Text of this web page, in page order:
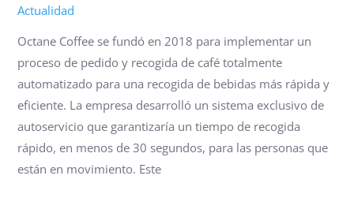
Actualidad
Octane Coffee se fundó en 2018 para implementar un
proceso de pedido y recogida de café totalmente
automatizado para una recogida de bebidas más rápida y
eficiente. La empresa desarrolló un sistema exclusivo de
autoservicio que garantizaría un tiempo de recogida
rápido, en menos de 30 segundos, para las personas que
están en movimiento. Este
TOTALMENTE
AUTOMATIZADA